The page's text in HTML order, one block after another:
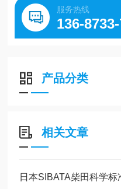
服务热线
136-
产品分类
相关文章
日本SIBATA柴田科学